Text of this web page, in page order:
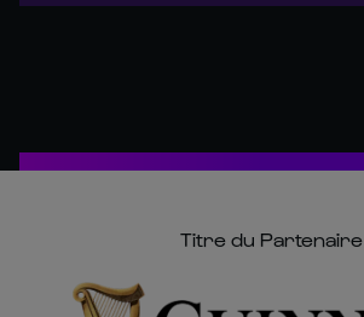
Titre du Partenaire